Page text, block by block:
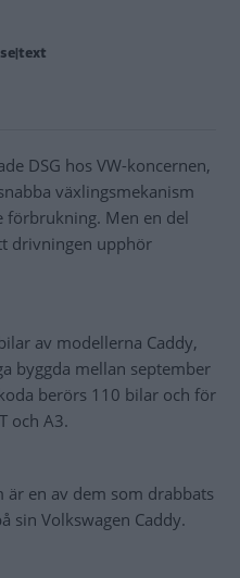
DSG hos VW-koncernen,
växlingsmekanism
förbrukning. Men en del
drivningen upphör
av modellerna Caddy,
byggda mellan september
berörs 110 bilar och för
och A3.
är en av dem som drabbats
sin Volkswagen Caddy.